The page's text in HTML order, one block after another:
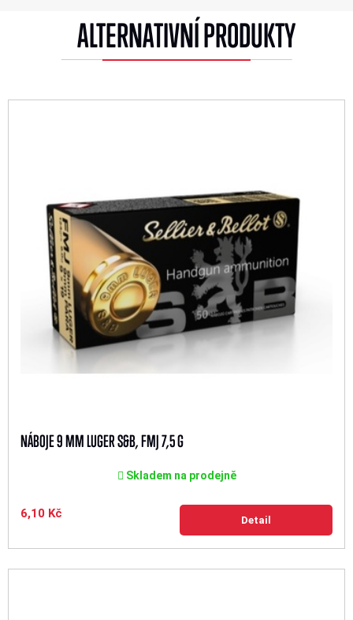
ALTERNATIVNÍ PRODUKTY
NÁBOJE 9 MM LUGER S&B, FMJ 7,5 G
Skladem na prodejně
6,10 Kč Detail